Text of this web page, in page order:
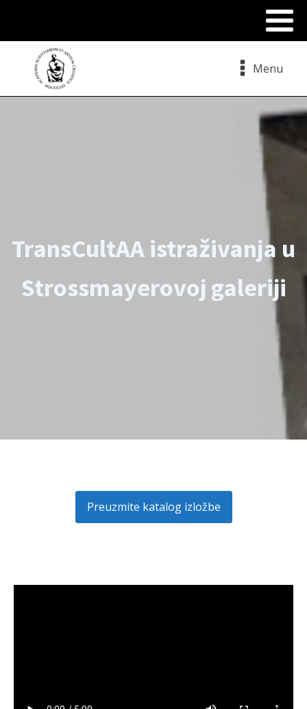
Menu
TransCultAA istraživanja u
Strossmayerovoj galeriji
Preuzmite katalog izložbe